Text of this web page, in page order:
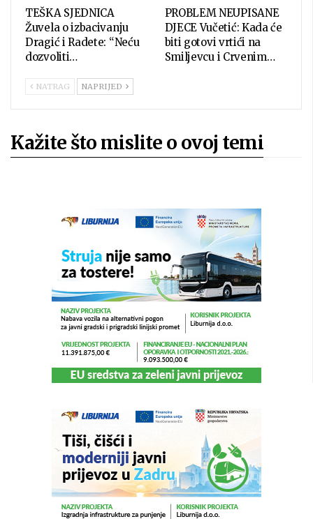
TEŠKA SJEDNICA
Žuvela o izbacivanju
Dragić i Radete: “Neću
dozvoliti…
PROBLEM NEUPISANE
DJECE Vučetić: Kada će
biti gotovi vrtići na
Smiljevcu i Crvenim…
NATRAG NAPRIJED
Kažite što mislite o ovoj temi